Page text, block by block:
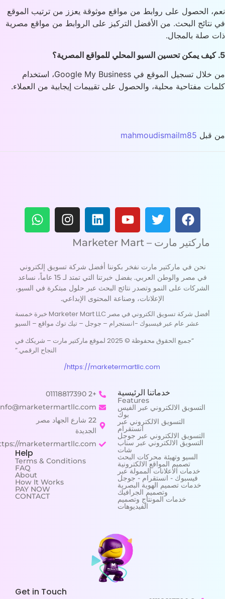
الحصول على روابط من مواقع موثوقة يعزز من ترتيب الموقع
البحث. من الأفضل التركيز على الروابط من مواقع مصرية
صلة بالمجال.
من خلال تسجيل الموقع في Google My Business، استخدام
مفتاحية محلية، والحصول على تقييمات إيجابية من العملاء.
قبلmahmoudismailm85
ماركتير مارت – Marketer Mart
نحن في ماركتير مارت نفخر بكوننا أفضل شركة تسويق إلكتروني
في مصر والوطن العربي. بفضل خبرتنا التي تمتد لـ 15 عاماً، نساعد
الشركات على النمو وتصدر نتائج البحث عبر حلول مبتكرة في السيو،
الإعلانات، وصناعة المحتوى الإبداعي.
أفضل شركة تسويق الكتروني في مصر Marketer Mart LLC خبرة خمسة
عشر عام عبر فيسبوك -انستجرام – جوجل – تيك توك مواقع – السيو
“جميع الحقوق محفوظة © 2025 لموقع ماركتير مارت – شريكك في
النجاح الرقمي.”
خدماتنا الرئيسية
Features
التسويق الالكتروني عبر الفيس
بوك
التسويق الالكتروني عبر
انستقرام
التسويق الالكتروني عبر جوجل
التسويق الالكتروني عبر سناب
شات
السيو وتهيئة محركات البحث
تصميم المواقع الالكترونية
خدمات الاعلانات الممولة عبر
فيسبوك - انستقرام - جوجل
خدمات تصميم الهوية البصرية
وتصميم الجرافيك
خدمات المونتاج وتصميم
الفيديوهات
+2 01118817390
info@marketermartllc.com
22 شارع الجهاد مصر
الجديدة
https://marketermartllc.com/
Help
Terms & Conditions
FAQ
About
How It Works
PAY NOW
CONTACT
Get in Touch